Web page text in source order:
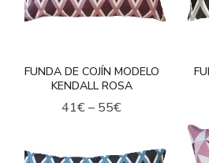
FUNDA DE COJÍN MODELO
KENDALL ROSA
41€– 55€